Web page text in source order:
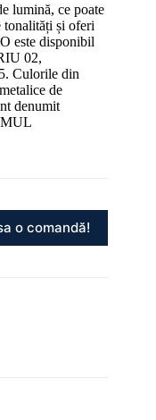
lumină, ce poate
tonalități și oferi
este disponibil
02,
Culorile din
de
denumit
o comandă!